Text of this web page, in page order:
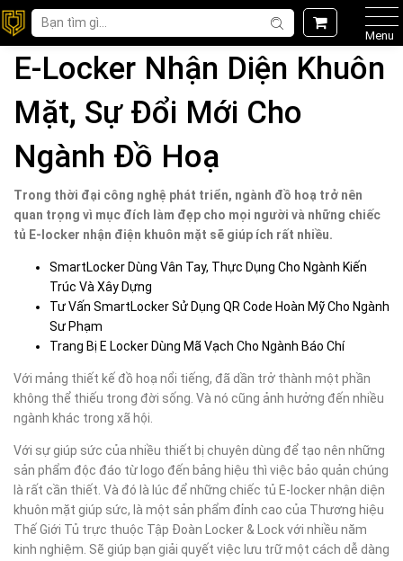
Menu
E-Locker Nhận Diện Khuôn
Mặt, Sự Đổi Mới Cho
Ngành Đồ Hoạ
Trong thời đại công nghệ phát triển, ngành đồ hoạ trở nên
quan trọng vì mục đích làm đẹp cho mọi người và những chiếc
tủ E-locker nhận điện khuôn mặt sẽ giúp ích rất nhiều.
SmartLocker Dùng Vân Tay, Thực Dụng Cho Ngành Kiến
Trúc Và Xây Dựng
Tư Vấn SmartLocker Sử Dụng QR Code Hoàn Mỹ Cho Ngành
Sư Phạm
Trang Bị E Locker Dùng Mã Vạch Cho Ngành Báo Chí
Với mảng thiết kế đồ hoạ nổi tiếng, đã dần trở thành một phần
không thể thiếu trong đời sống. Và nó cũng ảnh hưởng đến nhiều
ngành khác trong xã hội.
Với sự giúp sức của nhiều thiết bị chuyên dùng để tạo nên những
sản phẩm độc đáo từ logo đến bảng hiệu thì việc bảo quản chúng
là rất cần thiết. Và đó là lúc để những chiếc tủ E-locker nhận diện
khuôn mặt giúp sức, là một sản phẩm đỉnh cao của Thương hiệu
Thế Giới Tủ trực thuộc Tập Đoàn Locker & Lock với nhiều năm
kinh nghiệm. Sẽ giúp bạn giải quyết việc lưu trữ một cách dễ dàng